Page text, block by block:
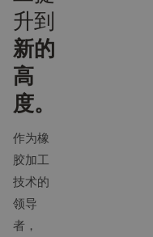
升到
新的
高
度。
作为橡
胶加工
技术的
领导
者，